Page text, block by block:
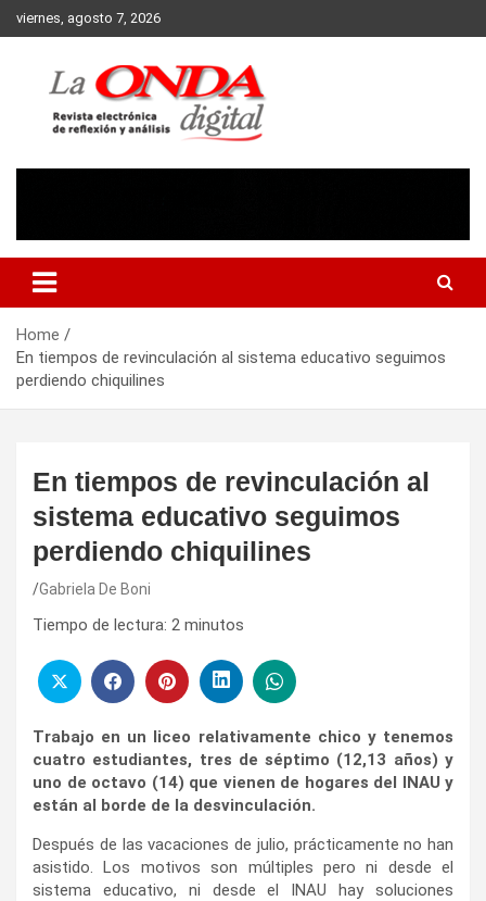
Skip
to
viernes, agosto 7, 2026
Home
En tiempos de revinculación al sistema educativo seguimos
perdiendo chiquilines
En tiempos de revinculación al
sistema educativo seguimos
perdiendo chiquilines
Gabriela De Boni
Tiempo de lectura: 2 minutos
Trabajo en un liceo relativamente chico y tenemos
cuatro estudiantes, tres de séptimo (12,13 años) y
uno de octavo (14) que vienen de hogares del INAU y
están al borde de la desvinculación.
Después de las vacaciones de julio, prácticamente no han
asistido. Los motivos son múltiples pero ni desde el
sistema educativo, ni desde el INAU hay soluciones